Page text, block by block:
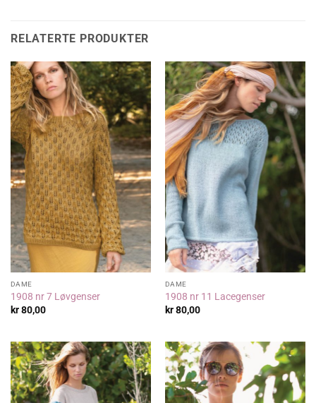
RELATERTE PRODUKTER
DAME
1908 nr 7 Løvgenser
kr80,00
DAME
1908 nr 11 Lacegenser
kr80,00